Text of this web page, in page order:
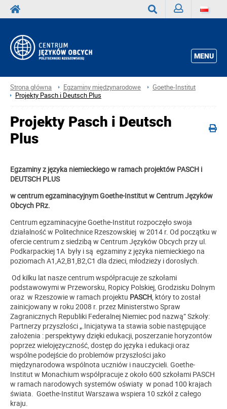
MENU
Strona główna Egzaminy międzynarodowe
Goethe-Institut
Projekty Pasch i Deutsch Plus
Projekty Pasch i Deutsch
Plus
Egzaminy z języka niemieckiego w ramach projektów PASCH i
DEUTSCH PLUS
w centrum egzaminacyjnym Goethe-Institut w Centrum Języków
Obcych PRz.
Centrum egzaminacyjne Goethe-Institut rozpoczęło swoja
działalność w Politechnice Rzeszowskiej w 2014 r. Od początku w
ofercie centrum z siedzibą w Centrum Języków Obcych przy ul.
Podkarpackiej 1A były i są egzaminy z języka niemieckiego na
poziomach A1,A2,B1,B2,C1 dla dzieci, młodzieży i dorosłych.
Od kilku lat nasze centrum współpracuje ze szkołami
podstawowymi w Przeworsku, Ropicy Polskiej, Grodzisku Dolnym
oraz w Rzeszowie w ramach projektu PASCH, który to został
zainicjowany w roku 2008 r. przez Ministerstwo Spraw
Zagranicznych Republiki Federalnej Niemiec pod nazwą” Szkoły:
Partnerzy przyszłości „.Inicjatywa ta stawia sobie następujące
założenia : perspektywy dzięki edukacji, poszerzanie horyzontów
poprzez wielojęzyczność, dostęp do języka i edukacji oraz
wspólne podejście do problemów przyszłości jako
międzynarodowa wspólnota uczniów i nauczycieli. Goethe-
Institut w Monachium współpracuje z około 600 szkołami PASCH
w ramach narodowych systemów oświaty w ponad 100 krajach
świata. Goethe-Institut Warszawa wspiera 10 szkół z całego
kraju.